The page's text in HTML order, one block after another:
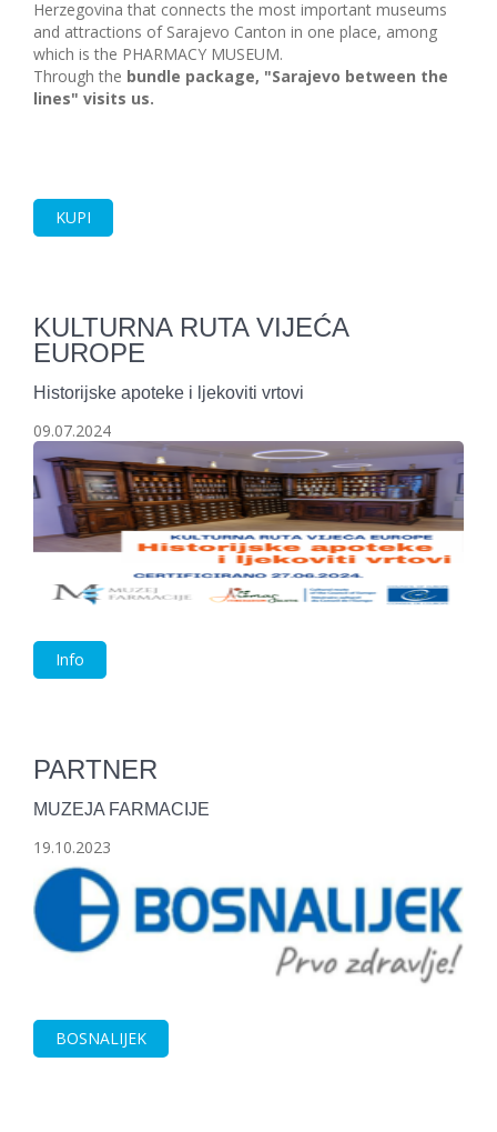
Herzegovina that connects the most important museums
and attractions of Sarajevo Canton in one place, among
which is the PHARMACY MUSEUM.
Through the bundle package, "Sarajevo between the
lines" visits us.
KUPI
KULTURNA RUTA VIJEĆA
EUROPE
Historijske apoteke i ljekoviti vrtovi
09.07.2024
Info
PARTNER
MUZEJA FARMACIJE
19.10.2023
BOSNALIJEK